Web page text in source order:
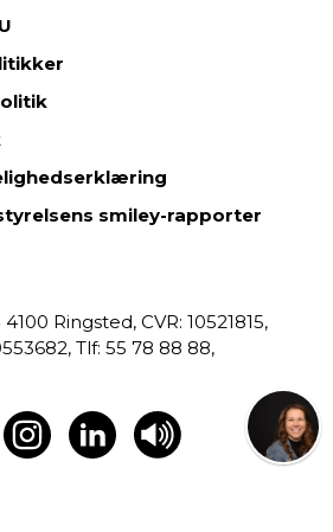
smiley-rapporter
4100 Ringsted, CVR: 10521815,
55 78 88 88,